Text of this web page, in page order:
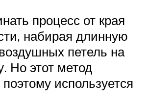
процесс от края
набирая длинную
петель на
Но этот метод
используется